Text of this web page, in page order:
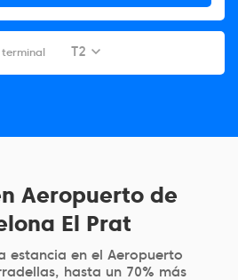
T2
Aeropuerto de
El Prat
estancia en el Aeropuerto
hasta un 70% más